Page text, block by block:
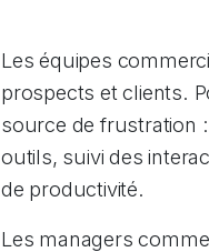
Les équipes
prospects et clients.
source de frustration
outils, suivi des
de productivité.
Les managers